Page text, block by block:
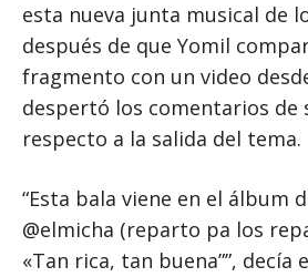
esta nueva junta musical de
después de que Yomil
fragmento con un video
despertó los comentarios de
respecto a la salida del tema.
“Esta bala viene en el álbum
@elmicha (reparto pa los
«Tan rica, tan buena””,